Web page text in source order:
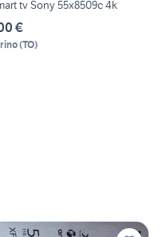
tv Sony 55x8509c 4k
€
(TO)